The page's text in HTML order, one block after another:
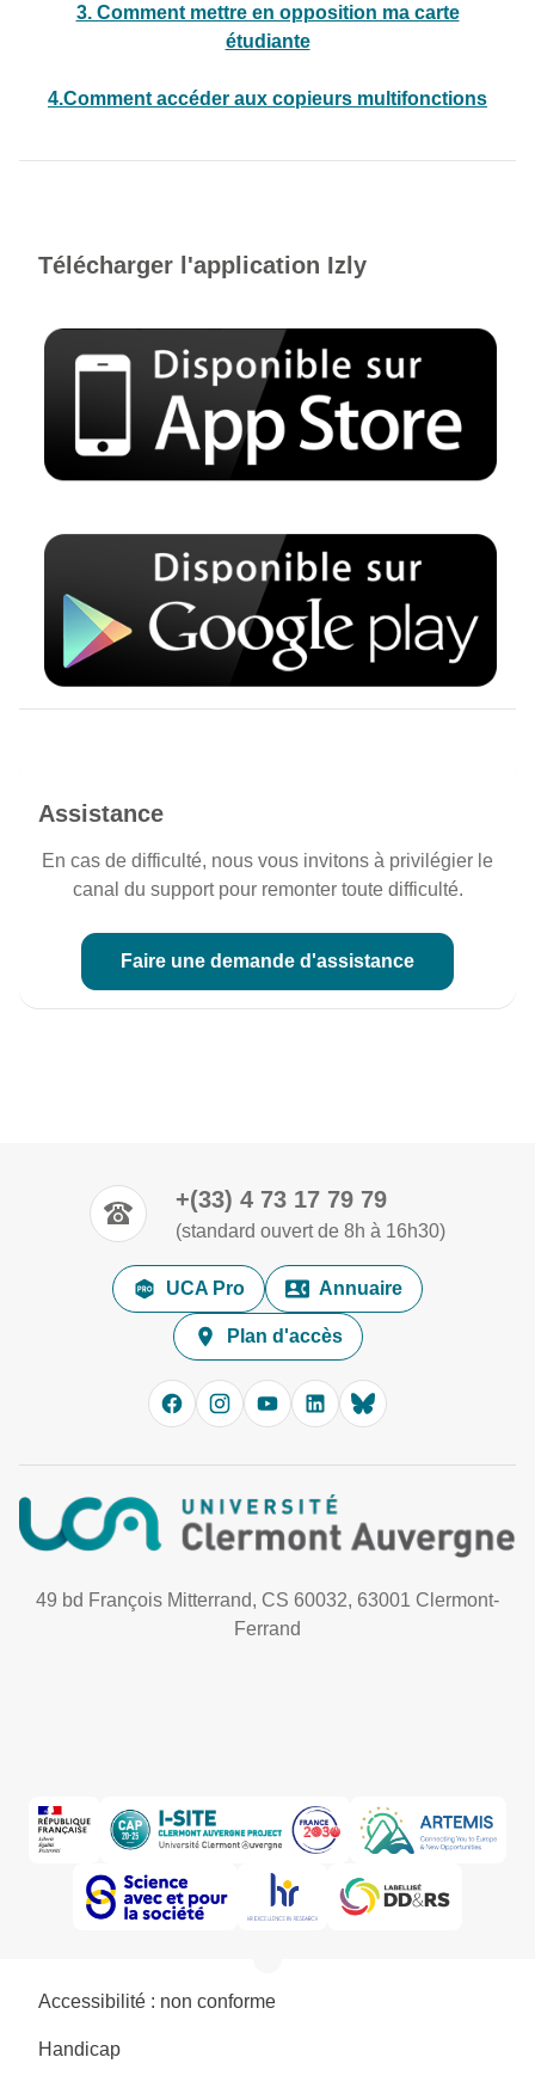
3. Comment mettre en opposition ma carte
étudiante
4.Comment accéder aux copieurs multifonctions
Télécharger l'application Izly
Assistance
En cas de difficulté, nous vous invitons à privilégier le
canal du support pour remonter toute difficulté.
Faire une demande d'assistance
+(33) 4 73 17 79 79
(standard ouvert de 8h à 16h30)
UCA Pro Annuaire
Plan d'accès
49 bd François Mitterrand, CS 60032, 63001 Clermont-
Ferrand
Accessibilité : non conforme
Handicap